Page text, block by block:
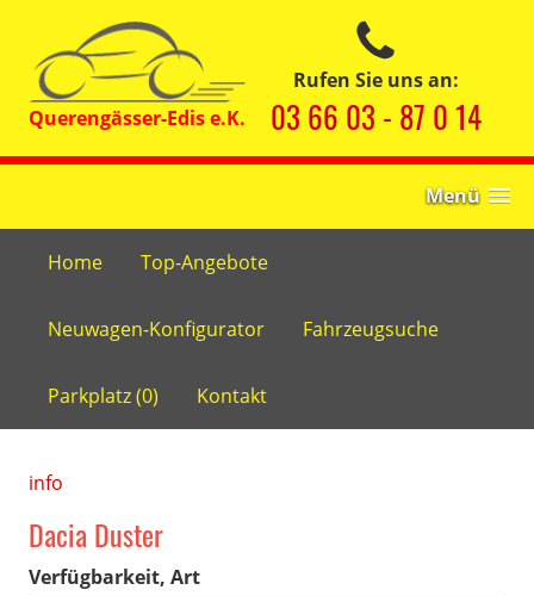
Rufen Sie uns an:
03 66 03 - 87 0 14
Menü
Home Top-Angebote
Neuwagen-Konfigurator Fahrzeugsuche
Parkplatz (0) Kontakt
info
Dacia Duster
Verfügbarkeit, Art